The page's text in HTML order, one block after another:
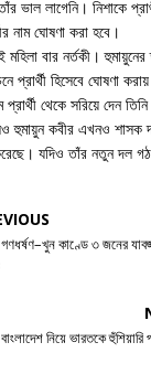
ভাল লাগেনি। নিশাকে
নাম ঘোষণা করা হবে।
বার নর্তকী।
প্রার্থী হিসেবে ঘোষণা
থেকে সরিয়ে দেন
হুমায়ুন কবীর এখনও শাসক
যদিও তাঁর নতুন দল
গণধর্ষণ–খুন কাণ্ডে ৩ জনের
বাংলাদেশ নিয়ে ভারতকে হুঁশিয়ারি